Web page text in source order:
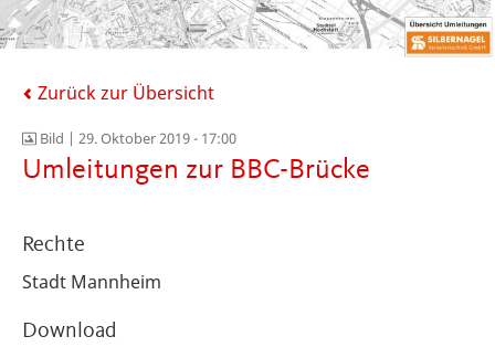
Zurück zur Übersicht
Bild | 29. Oktober 2019 - 17:00
Umleitungen zur BBC-Brücke
Rechte
Stadt Mannheim
Download